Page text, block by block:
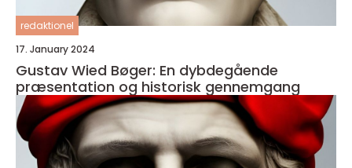
redaktionel
17. January 2024
Gustav Wied Bøger: En dybdegående
præsentation og historisk gennemgang